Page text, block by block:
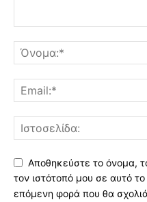
Αποθηκεύστε το όνομα,
τον ιστότοπό μου σε αυτό
επόμενη φορά που θα